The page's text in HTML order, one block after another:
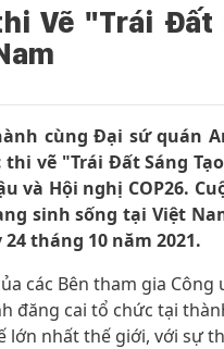
Vẽ "Trái
cùng Đại sứ quán
vẽ "Trái Đất Sáng
và Hội nghị COP26.
sinh sống tại Việt
tháng 10 năm 2021.
các Bên tham gia
đăng cai tổ chức tại
nhất thế giới, với sự